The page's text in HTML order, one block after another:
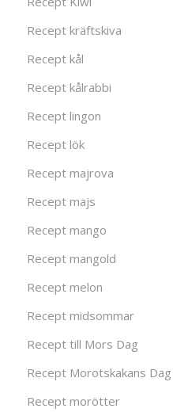
Recept kräftskiva
Recept kål
Recept kålrabbi
Recept lingon
Recept lök
Recept majrova
Recept majs
Recept mango
Recept mangold
Recept melon
Recept midsommar
Recept till Mors Dag
Recept Morotskakans
Recept morötter